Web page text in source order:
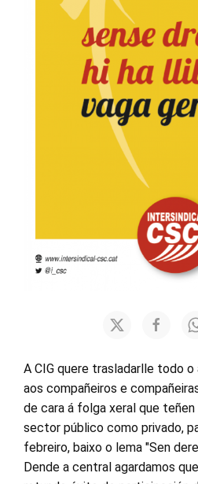
A CIG quere trasladarlle todo
aos compañeiros e
de cara á folga xeral que
sector público como privado,
febreiro, baixo o lema "Sen
Dende a central agardamos